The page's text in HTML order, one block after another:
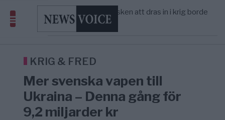
5/8
Elsa Widding: Risken att dras in i krig borde
avgöra all utrikespolitik
KRIG & FRED
Gaza håller en av de största
geografiskt apartheidsystem
om amerikansk påverkan
UNITED STATES — Tucker Carlson: ”It’s Time to Save
America” – Finally
KRIG & FRED
Mer svenska vapen till
Ukraina – Denna gång för
9,2 miljarder kr